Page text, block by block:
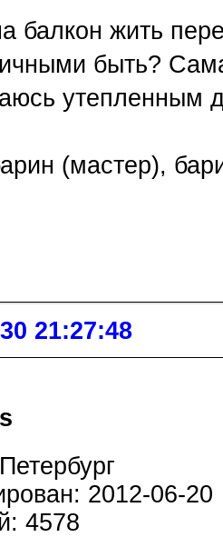
балкон жить
быть?
утепленным
(мастер),
21:27:48
2012-06-20
4578